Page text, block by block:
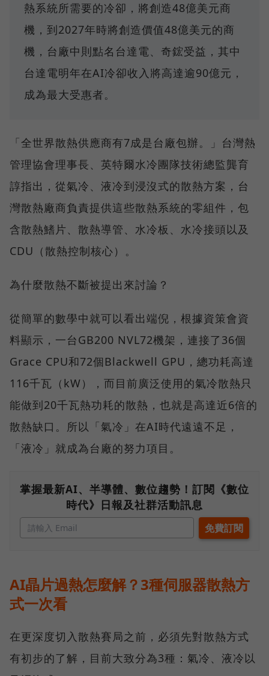
熱系統所需要的冷卻，將創造48億美元商
機，到2027年時將創造價值48億美元的商
機，台廠中則點名台達電、奇鋐受益，其中
台達電明年在AI冷卻收入將高達逾90億元，
成為最大受惠者。
「全世界散熱供應商有7成是台廠包辦。」台灣熱
管理協會理事長、英特爾水冷團隊技術總監龔育
諄指出，從氣冷、液冷到浸沒式的散熱方案，台
灣散熱廠商負責提供這些散熱系統的零組件，包
含散熱鰭片、散熱導管、水冷板、水冷接頭以及
CDU（散熱控制核心）。
為什麼散熱不斷被提出來討論？
從簡單的數學中就可以看出端倪，根據資策會資
料顯示，一台GB200 NVL72機架，連接了36個
Grace CPU和72個Blackwell GPU，總功耗高達
116千瓦（kW），而目前廣泛使用的氣冷散熱只
能做到20千瓦熱功耗的散熱，也就是高達近6倍的
散熱缺口。所以「氣冷」在AI時代遠遠不足，
「液冷」就成為台廠的努力項目。
掌握最新AI、半導體、數位趨勢！訂閱《數位
時代》日報及社群活動訊息
AI晶片過熱怎麼解？3種伺服器散熱方
式一次看
在更深度切入散熱賽局之前，必須先對散熱方式
有初步的了解，目前大致分為3種：氣冷、液冷以